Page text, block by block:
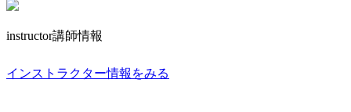
instructor講師情報
インストラクター情報をみる